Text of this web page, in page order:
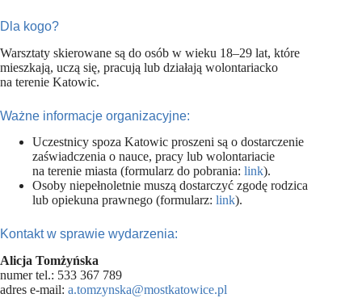
Dla kogo?
Warsztaty skierowane są do osób w wieku 18–29 lat, które
mieszkają, uczą się, pracują lub działają wolontariacko
na terenie Katowic.
Ważne informacje organizacyjne:
Uczestnicy spoza Katowic proszeni są o dostarczenie
zaświadczenia o nauce, pracy lub wolontariacie
na terenie miasta (formularz do pobrania: link).
Osoby niepełnoletnie muszą dostarczyć zgodę rodzica
lub opiekuna prawnego (formularz: link).
Kontakt w sprawie wydarzenia:
Alicja Tomżyńska
numer tel.: 533 367 789
adres e-mail: a.tomzynska@mostkatowice.pl